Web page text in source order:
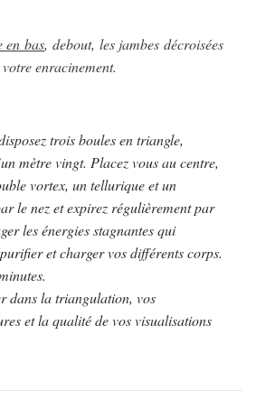
en bas, debout, les jambes décroisées
enracinement.
trois boules en triangle,
mètre vingt. Placez vous au centre,
vortex, un tellurique et un
le nez et expirez régulièrement par
les énergies stagnantes qui
et charger vos différents corps.
dans la triangulation, vos
et la qualité de vos visualisations